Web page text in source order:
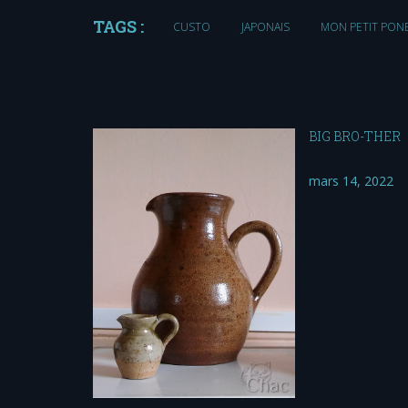
TAGS : CUSTO JAPONAIS MON PETIT
BIG BRO-THER
mars 14, 2022